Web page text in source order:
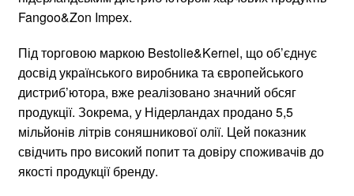
Fangoo&Zon Impex.
Під торговою маркою Bestolie&Kernel, що об’єднує
досвід українського виробника та європейського
дистриб’ютора, вже реалізовано значний обсяг
продукції. Зокрема, у Нідерландах продано 5,5
мільйонів літрів соняшникової олії. Цей показник
свідчить про високий попит та довіру споживачів до
якості продукції бренду.